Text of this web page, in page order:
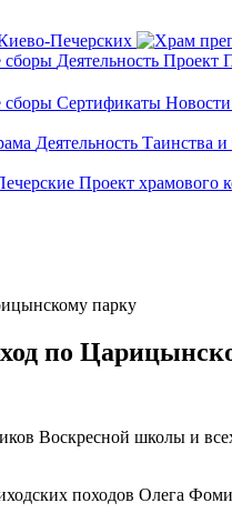
сборы Деятельность Проект
сборы Сертификаты Новости
Деятельность Таинства и
Проект храмового
парку
по
Воскресной школы и
походов Олега